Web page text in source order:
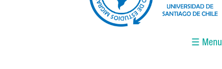
☰ Menu